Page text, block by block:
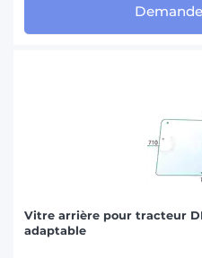
Vitre arrière pour tracteur
adaptable